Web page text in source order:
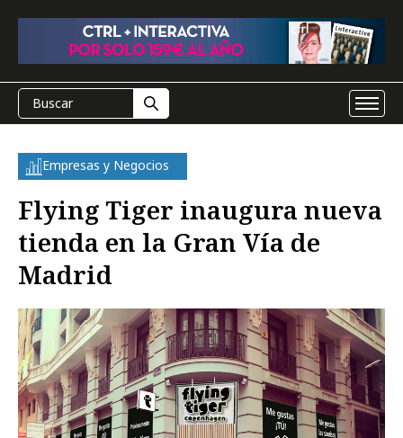
Empresas y Negocios
Flying Tiger inaugura nueva
tienda en la Gran Vía de
Madrid